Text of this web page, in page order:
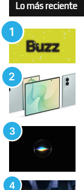
Lo más reciente